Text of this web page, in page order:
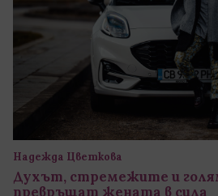
Надежда Цветкова
Духът, стремежите и
превръщат жената в сила